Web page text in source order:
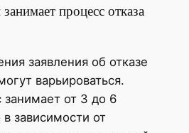
процесс отказа
заявления об отказе
варьироваться.
от 3 до 6
зависимости от